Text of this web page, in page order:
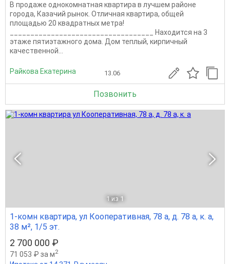
В продаже однокомнатная квартира в лучшем районе
города, Казачий рынок. Отличная квартира, общей
площадью 20 квадратных метра!
___________________________________ Находится на 3
этаже пятиэтажного дома. Дом теплый, кирпичный
качественной...
Райкова Екатерина 13.06
Позвонить
1 из 1
1-комн квартира, ул Кооперативная, 78 а, д. 78 а, к. а,
38 м², 1/5 эт.
2 700 000 ₽
71 053 ₽ за м2